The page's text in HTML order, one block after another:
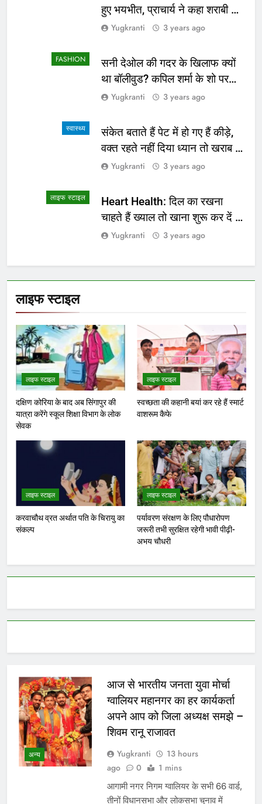
लाइफ स्टाइल
लाइफ स्टाइल
दक्षिण कोरिया के बाद अब सिंगापुर की
यात्रा करेंगे स्कूल शिक्षा विभाग के लोक
सेवक
लाइफ स्टाइल
स्वच्छता की कहानी बयां कर रहे हैं स्मार्ट
वाशरूम कैफे
लाइफ स्टाइल
करवाचौथ व्रत अर्थात पति के चिरायु का
संकल्प
लाइफ स्टाइल
पर्यावरण संरक्षण के लिए पौधारोपण
जरूरी तभी सुरक्षित रहेगी भावी पीढ़ी-
अभय चौधरी
हुए भयभीत, प्राचार्य ने कहा शराबी ने
उड़ाई अफवाह
Yugkranti 3 years ago
FASHION
सनी देओल की गदर के खिलाफ क्यों
था बॉलीवुड? कपिल शर्मा के शो पर
सामने आई सच्चाई
Yugkranti 3 years ago
स्वास्थ्य
संकेत बताते हैं पेट में हो गए हैं कीड़े,
वक्त रहते नहीं दिया ध्यान तो खराब हो
जाएगी हालत
Yugkranti 3 years ago
लाइफ स्टाइल
Heart Health: दिल का रखना
चाहते हैं ख्याल तो खाना शुरू कर दें ये
4 चीजें
Yugkranti 3 years ago
अन्य
आज से भारतीय जनता युवा मोर्चा
ग्वालियर महानगर का हर कार्यकर्ता
अपने आप को जिला अध्यक्ष समझे –
शिवम रानू राजावत
Yugkranti
13 hours
ago
0 1 mins
आगामी नगर निगम ग्वालियर के सभी 66 वार्ड,
तीनों विधानसभा और लोकसभा चुनाव में